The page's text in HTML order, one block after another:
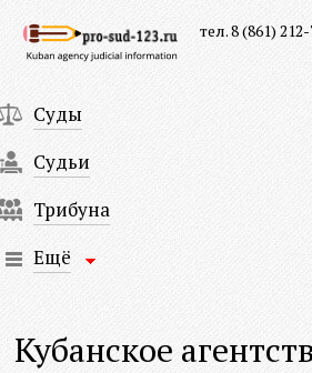
Суды
Судьи
Трибуна
Ещё
тел. 8 (861)
Кубанское